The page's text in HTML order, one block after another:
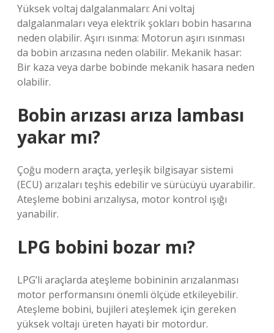
Yüksek voltaj dalgalanmaları: Ani voltaj
dalgalanmaları veya elektrik şokları bobin hasarına
neden olabilir. Aşırı ısınma: Motorun aşırı ısınması
da bobin arızasına neden olabilir. Mekanik hasar:
Bir kaza veya darbe bobinde mekanik hasara neden
olabilir.
Bobin arızası arıza lambası
yakar mı?
Çoğu modern araçta, yerleşik bilgisayar sistemi
(ECU) arızaları teşhis edebilir ve sürücüyü uyarabilir.
Ateşleme bobini arızalıysa, motor kontrol ışığı
yanabilir.
LPG bobini bozar mı?
LPG’li araçlarda ateşleme bobininin arızalanması
motor performansını önemli ölçüde etkileyebilir.
Ateşleme bobini, bujileri ateşlemek için gereken
yüksek voltajı üreten hayati bir motordur.